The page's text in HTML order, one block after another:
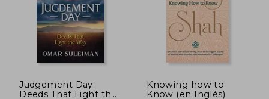
Judgement Day:
Deeds That Light the
Knowing how to
Know (en Inglés)